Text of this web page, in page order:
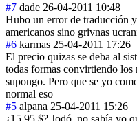
#7 dade 26-04-2011 10:48
Hubo un error de traducción
americanos sino grivnas
#6 karmas 25-04-2011 17:26
El precio quizas se deba al
todas formas convirtiendo los
supongo. Pero que se yo
normal eso
#5 alpana 25-04-2011 15:26
¿15,95 $? Jodó, no sabía yo